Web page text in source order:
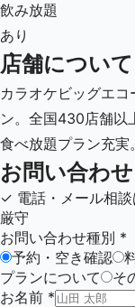
飲み放題
あり
店舗について
カラオケビッグエ
ン。全国430店舗以
食べ放題プラン充実。
お問い合わせ
✓ 電話・メール相
厳守
お問い合わせ種別 *
予約・空き確認
プランについて
そ
お名前 *